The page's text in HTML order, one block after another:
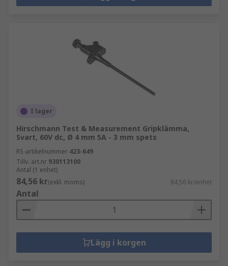
I lager
Hirschmann Test & Measurement Gripklämma,
Svart, 60V dc, Ø 4 mm 5A - 3 mm spets
RS-artikelnummer 423-649
Tillv. art.nr 930113100
Antal (1 enhet)
84,56 kr(exkl. moms) 84,56 kr/enhet
Antal
Lägg i korgen